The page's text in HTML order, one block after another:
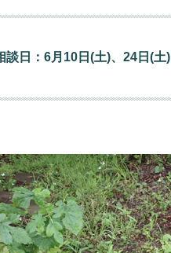
談日：6月10日(土)、24日(土)